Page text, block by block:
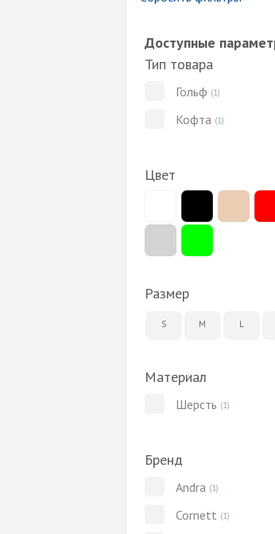
Доступные
Тип товара
Гольф (1)
Кофта (1)
Цвет
Размер
S M L
Материал
Шерсть (1)
Бренд
Andra (1)
Cornett (1)